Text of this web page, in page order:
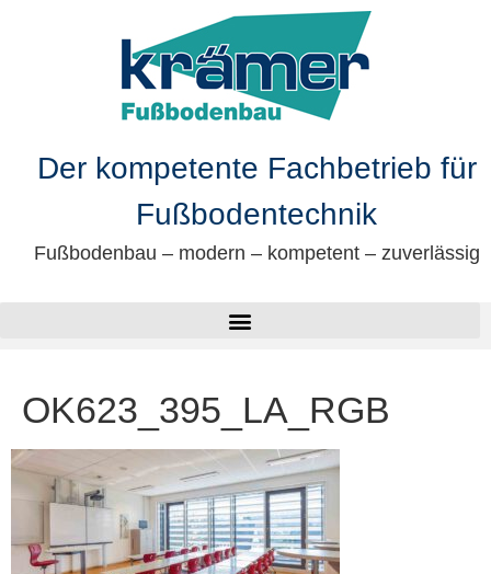
Der kompetente Fachbetrieb für
Fußbodentechnik
Fußbodenbau – modern – kompetent – zuverlässig
OK623_395_LA_RGB